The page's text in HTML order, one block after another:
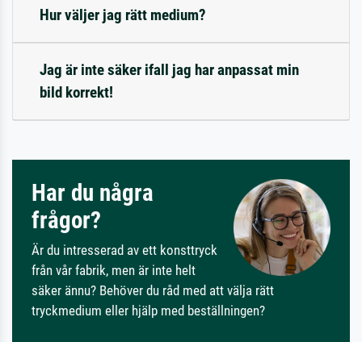
Hur väljer jag rätt medium?
Jag är inte säker ifall jag har anpassat min
bild korrekt!
Har du några
frågor?
Är du intresserad av ett konsttryck
från vår fabrik, men är inte helt
säker ännu? Behöver du råd med att välja rätt
tryckmedium eller hjälp med beställningen?